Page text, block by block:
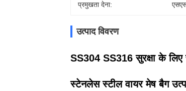
प्रमुखता देना:
उत्पाद विवरण
SS304 SS316 सुरक्षा के
स्टेनलेस स्टील वायर मेष बैग